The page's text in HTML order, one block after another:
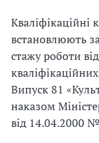
Кваліфікаційні
встановлюють
стажу роботи
Випуск81
наказом
від 14.04.2000 №